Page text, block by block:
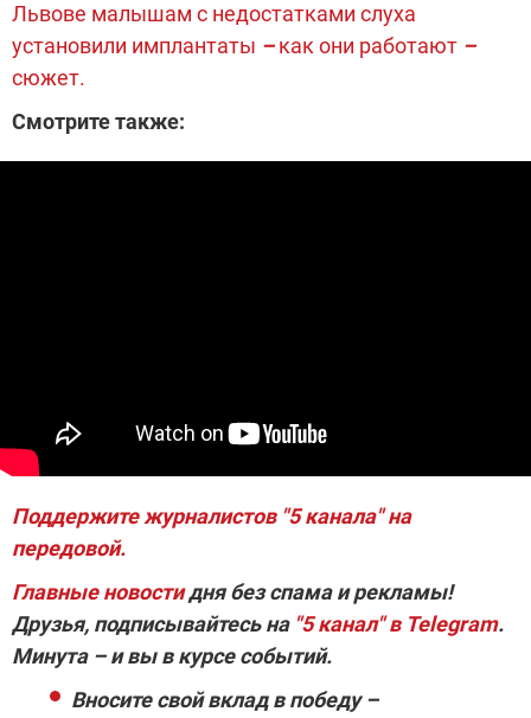
Львове малышам с недостатками слуха
установили имплантаты –как они работают –
сюжет.
Смотрите также:
Поддержите журналистов "5 канала" на
передовой.
Главные новостидня без спама и рекламы!
Друзья, подписывайтесь на "5 канал" в Telegram.
Минута – и вы в курсе событий.
Вносите свой вклад в победу –